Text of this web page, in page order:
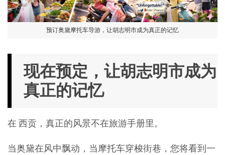
预订奥黛摩托车导游，让胡志明市成为真正的记忆
现在预定，让胡志明市成为
真正的记忆
在 西贡，真正的风景不在旅游手册里。
当奥黛在风中飘动，当摩托车穿梭街巷，您将看到一